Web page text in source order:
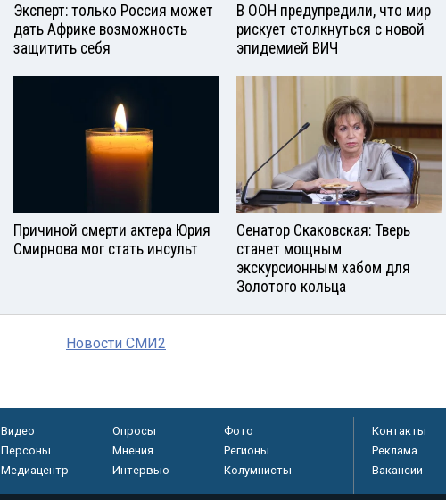
Эксперт: только Россия может
дать Африке возможность
защитить себя
В ООН предупредили, что мир
рискует столкнуться с новой
эпидемией ВИЧ
Причиной смерти актера Юрия
Смирнова мог стать инсульт
Сенатор Скаковская: Тверь
станет мощным
экскурсионным хабом для
Золотого кольца
Новости СМИ2
Видео Опросы
Фото
Персоны
Мнения
Регионы
Медиацентр
Интервью Колумнисты
Контакты
Реклама
Вакансии